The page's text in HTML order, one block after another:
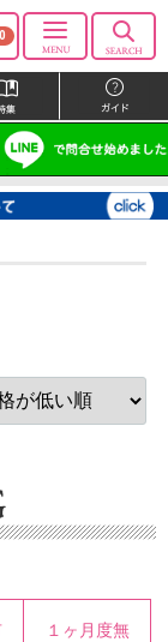
0
１ヶ月度無